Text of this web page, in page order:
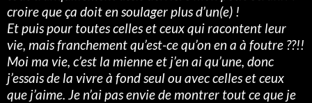
croire que ça doit en soulager plus d’un(e) !
Et puis pour toutes celles et ceux qui racontent leur
vie, mais franchement qu’est-ce qu’on en a à foutre ??!!
Moi ma vie, c’est la mienne et j’en ai qu’une, donc
j’essais de la vivre à fond seul ou avec celles et ceux
que j’aime. Je n’ai pas envie de montrer tout ce que je